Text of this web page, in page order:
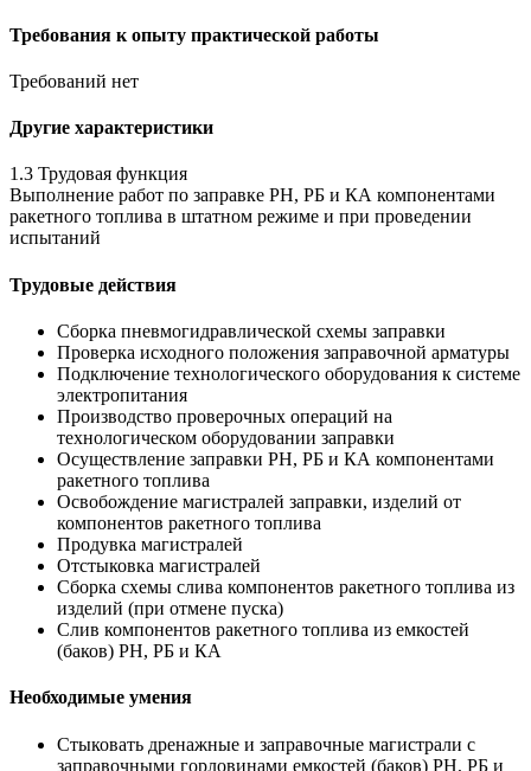
Требования к опыту практической работы
Требований нет
Другие характеристики
1.3 Трудовая функция
Выполнение работ по заправке РН, РБ и КА компонентами
ракетного топлива в штатном режиме и при проведении
испытаний
Трудовые действия
Сборка пневмогидравлической схемы заправки
Проверка исходного положения заправочной арматуры
Подключение технологического оборудования к системе
электропитания
Производство проверочных операций на
технологическом оборудовании заправки
Осуществление заправки РН, РБ и КА компонентами
ракетного топлива
Освобождение магистралей заправки, изделий от
компонентов ракетного топлива
Продувка магистралей
Отстыковка магистралей
Сборка схемы слива компонентов ракетного топлива из
изделий (при отмене пуска)
Слив компонентов ракетного топлива из емкостей
(баков) РН, РБ и КА
Необходимые умения
Стыковать дренажные и заправочные магистрали с
заправочными горловинами емкостей (баков) РН, РБ и